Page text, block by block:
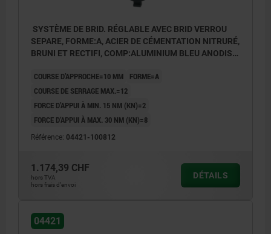
SYSTÈME DE BRID. RÉGLABLE AVEC BRID VERROU
SEPARE, FORME:A, ACIER DE CÉMENTATION NITRURÉ,
BRUNI ET RECTIFI, COMP:ALUMINIUM BLEU ANODISÉ,
COURSE D’APPROCHE=10 MM
FORME=A
COURSE DE SERRAGE MAX.=12
FORCE D’APPUI À MIN. 15 NM (KN)=2
FORCE D’APPUI À MAX. 30 NM (KN)=8
Référence: 04421-100812
1.174,39 CHF
hors TVA
hors frais d’envoi
DÉTAILS
04421